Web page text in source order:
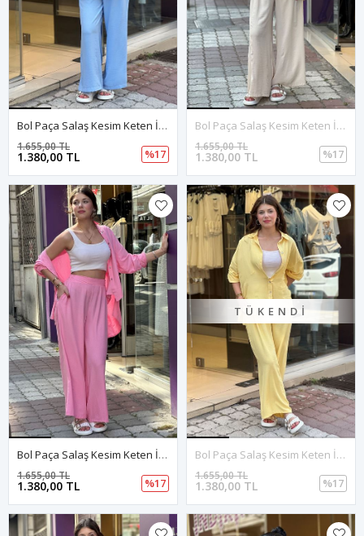
Bol Paça Salaş Kesim Keten İkili Takım-Bebemavi
1.380,00 TL
1.655,00 TL
%17
Bol Paça Salaş Kesim Keten İkili Takım-Krem
1.380,00 TL
1.655,00 TL
%17
Bol Paça Salaş Kesim Keten İkili Takım-Pembe
1.380,00 TL
1.655,00 TL
%17
TÜKENDI
Bol Paça Salaş Kesim Keten İkili Takım-Sarı
1.380,00 TL
1.655,00 TL
%17